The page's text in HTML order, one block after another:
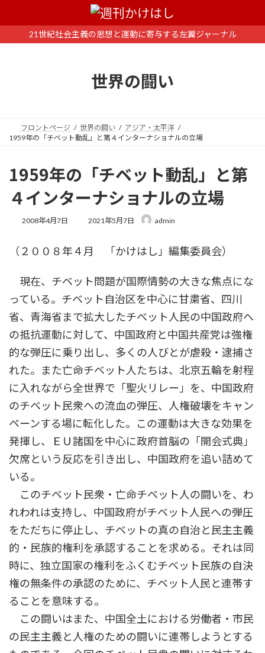
ン
ー
21世紀社会主義の思想と運動に寄与する左翼ジャーナル
世界の闘い
フロントページ 世界の闘い
アジア・太平洋
1959年の「チベット動乱」と第４インターナショナルの立場
1959年の「チベット動乱」と第
４インターナショナルの立場
2008年4月7日
最
新
:
2021年5月7日 admin
（２００８年４月 「かけはし」編集委員会）
現在、チベット問題が国際情勢の大きな焦点にな
っている。チベット自治区を中心に甘粛省、四川
省、青海省まで拡大したチベット人民の中国政府へ
の抵抗運動に対して、中国政府と中国共産党は強権
的な弾圧に乗り出し、多くの人びとが虐殺・逮捕さ
れた。また亡命チベット人たちは、北京五輪を射程
に入れながら全世界で「聖火リレー」を、中国政府
のチベット民衆への流血の弾圧、人権破壊をキャン
ペーンする場に転化した。この運動は大きな効果を
発揮し、ＥＵ諸国を中心に政府首脳の「開会式典」
欠席という反応を引き出し、中国政府を追い詰めて
いる。
このチベット民衆・亡命チベット人の闘いを、わ
れわれは支持し、中国政府がチベット人民への弾圧
をただちに停止し、チベットの真の自治と民主主義
的・民族的権利を承認することを求める。それは同
時に、独立国家の権利をふくむチベット民族の自決
権の無条件の承認のために、チベット人民と連帯す
ることを意味する。
この闘いはまた、中国全土における労働者・市民
の民主主義と人権のための闘いに連帯しようとする